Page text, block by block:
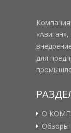
для
О
Обзоры